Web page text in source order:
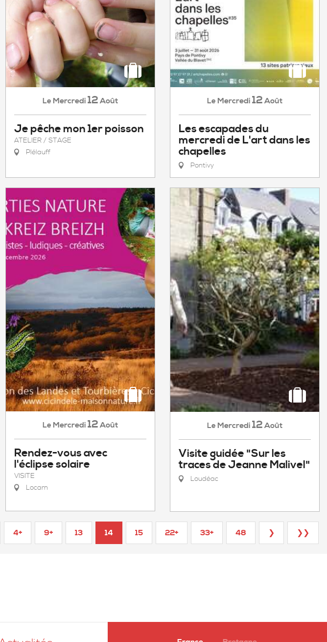
Le Mercredi 12 Août
Je pêche mon 1er poisson
ATELIER / STAGE
Plélauff
Le Mercredi 12 Août
Les escapades du
mercredi de L'art dans les
chapelles
Pontivy
Le Mercredi 12 Août
Rendez-vous avec
l'éclipse solaire
VISITE
Locarn
Le Mercredi 12 Août
Visite guidée "Sur les
traces de Jeanne Malivel"
Loudéac
4+ 9+ 13 14 15 22+ 33+ 48 ❯ ❯❯